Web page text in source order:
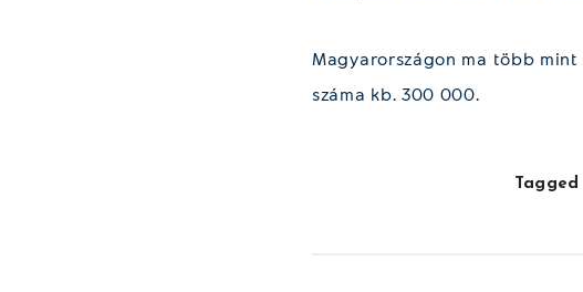
Magyarországon ma több
száma kb. 300 000.
Tagged